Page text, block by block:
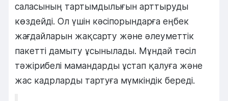
саласының тартымдылығын арттыруды
көздейді. Ол үшін кәсіпорындарға еңбек
жағдайларын жақсарту және әлеуметтік
пакетті дамыту ұсынылады. Мұндай тәсіл
тәжірибелі мамандарды ұстап қалуға және
жас кадрларды тартуға мүмкіндік береді.